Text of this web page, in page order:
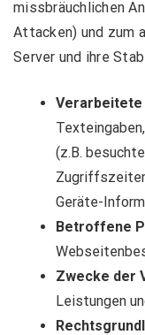
missbräuchlichen
Attacken) und zum
Server und ihre
Verarbeitete
(z.B.
Geräte-
Betroffene
Zwecke der
Leistungen